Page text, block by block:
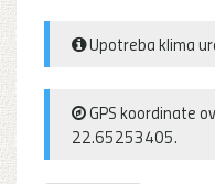
Upotreba klima
GPS koordinate
22.65253405.